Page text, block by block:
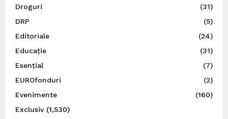
Droguri
(31)
DRP
(5)
Editoriale
(24)
Educație
(31)
Esențial
(7)
EUROfonduri
(2)
Evenimente
(160)
Exclusiv(1,530)